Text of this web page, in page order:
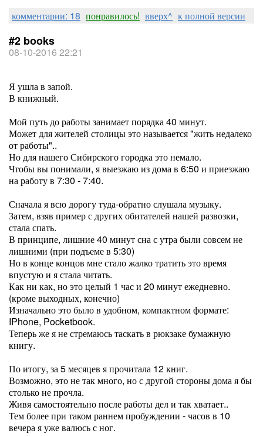
комментарии: 18 понравилось! вверх^ к полной версии
#2 books
08-10-2016 22:21
Я ушла в запой.
В книжный.
Мой путь до работы занимает порядка 40 минут.
Может для жителей столицы это называется "жить недалеко
от работы"..
Но для нашего Сибирского городка это немало.
Чтобы вы понимали, я выезжаю из дома в 6:50 и приезжаю
на работу в 7:30 - 7:40.
Сначала я всю дорогу туда-обратно слушала музыку.
Затем, взяв пример с других обитателей нашей развозки,
стала спать.
В принципе, лишние 40 минут сна с утра были совсем не
лишними (при подъеме в 5:30)
Но в конце концов мне стало жалко тратить это время
впустую и я стала читать.
Как ни как, но это целый 1 час и 20 минут ежедневно.
(кроме выходных, конечно)
Изначально это было в удобном, компактном формате:
IPhone, Pocketbook.
Теперь же я не стремаюсь таскать в рюкзаке бумажную
книгу.
По итогу, за 5 месяцев я прочитала 12 книг.
Возможно, это не так много, но с другой стороны дома я бы
столько не прочла.
Живя самостоятельно после работы дел и так хватает..
Тем более при таком раннем пробуждении - часов в 10
вечера я уже валюсь с ног.